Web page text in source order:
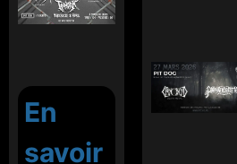
En
savoir